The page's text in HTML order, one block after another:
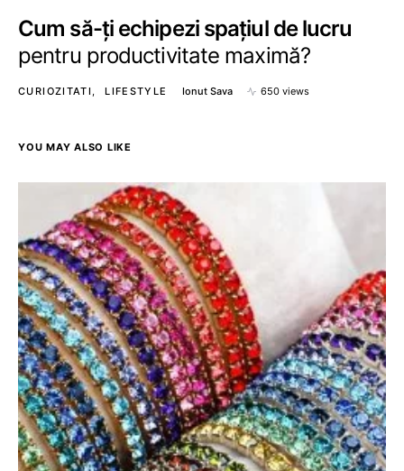
Cum să-ți echipezi spațiul de lucru
pentru productivitate maximă?
CURIOZITATI LIFESTYLE Ionut Sava 650 views
YOU MAY ALSO LIKE